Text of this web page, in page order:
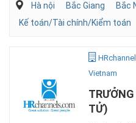
Hà nội Bắc Giang
Bắc
Kế toán/Tài chính/Kiểm toán
Vietnam
TỬ)